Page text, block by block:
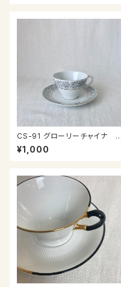
CS-91 グローリーチャイナ カ
ップ＆ソーサー
¥1,000